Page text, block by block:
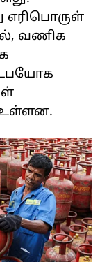
வணிக
உபயோக
உள்ளன.